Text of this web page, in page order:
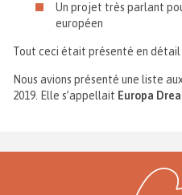
Un projet très parlant
européen
Tout ceci était présenté en détail
Nous avions présenté une liste
2019. Elle s’appellait Europa